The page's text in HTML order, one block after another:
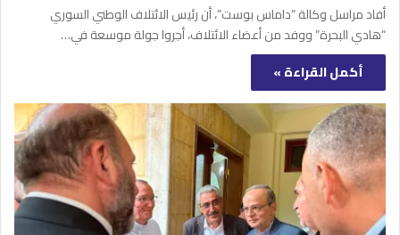
أفاد مراسل وكالة “داماس بوست”، أن رئيس الائتلاف الوطني السوري
“هادي البحرة” ووفد من أعضاء الائتلاف، أجروا جولة موسعة في…
أكمل القراءة »